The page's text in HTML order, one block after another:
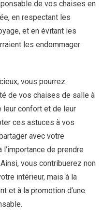
de vos chaises en
en respectant les
et en évitant les
les endommager
vous pourrez
de vos chaises de salle à
leur confort et de leur
ces astuces à vos
avec votre
de prendre
vous contribuerez non
intérieur, mais à la
et à la promotion d’une